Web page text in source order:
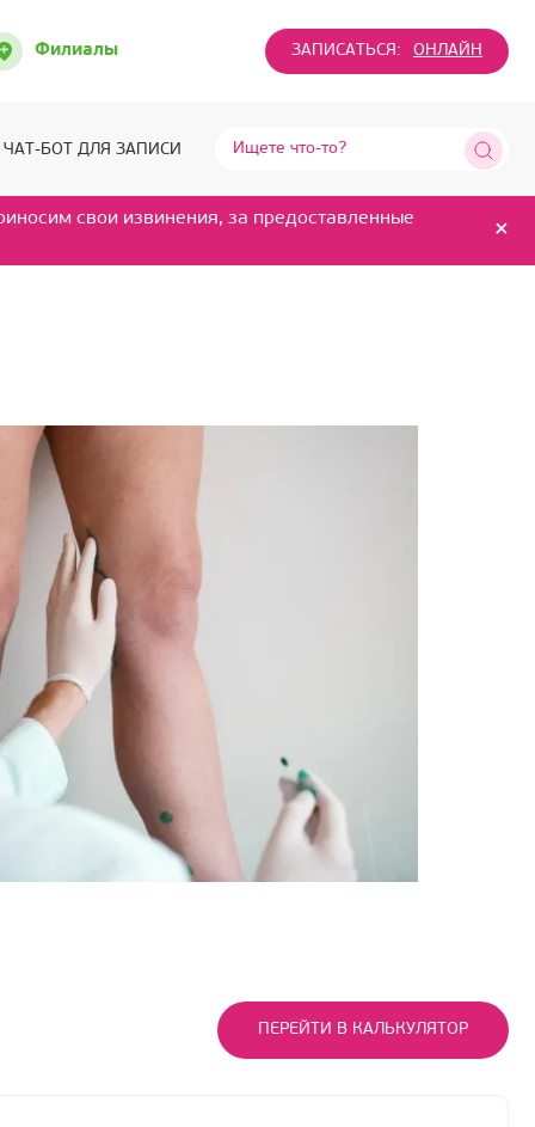
Филиалы ЗАПИСАТЬСЯ: ОНЛАЙН
ЧАТ-БОТ ДЛЯ ЗАПИСИ
свои извинения, за предоставленные ×
ПЕРЕЙТИ В КАЛЬКУЛЯТОР